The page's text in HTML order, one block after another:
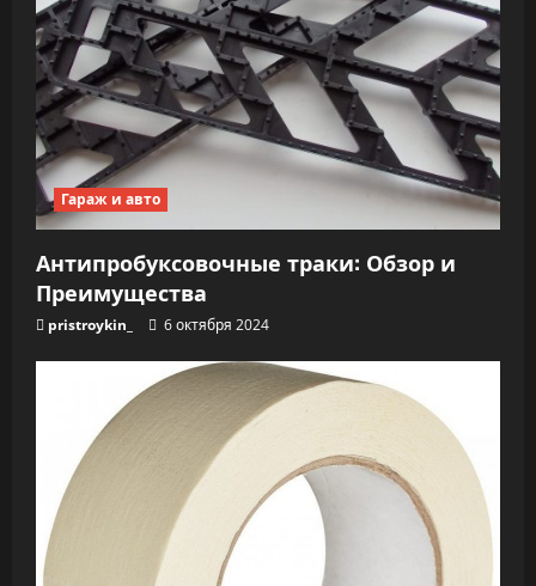
а
п
и
с
я
м
Гараж и авто
Антипробуксовочные траки: Обзор и
Преимущества
pristroykin_ 6 октября 2024